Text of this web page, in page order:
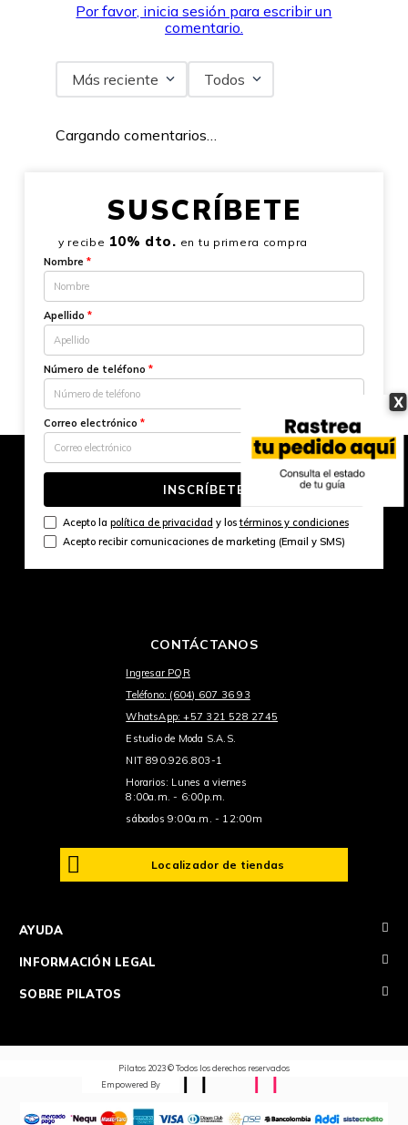
X
Por favor, inicia sesión para escribir un
comentario.
Más reciente Todos
Cargando comentarios…
SUSCRÍBETE
y recibe 10% dto. en tu primera compra
Nombre *
Apellido *
Número de teléfono *
Correo electrónico *
INSCRÍBETE
Acepto la política de privacidad y lostérminos y condiciones
Acepto recibir comunicaciones de marketing (Email y SMS)
CONTÁCTANOS
Ingresar PQR
Teléfono: (604) 607 36 93
WhatsApp: +57 321 528 2745
Estudio de Moda S.A.S.
NIT 890.926.803-1
Horarios: Lunes a viernes
8:00a.m. - 6:00p.m.
sábados 9:00a.m. - 12:00m
Localizador de tiendas
AYUDA +
INFORMACIÓN LEGAL +
SOBRE PILATOS +
Pilatos 2023 © Todos los derechos reservados
Empowered By